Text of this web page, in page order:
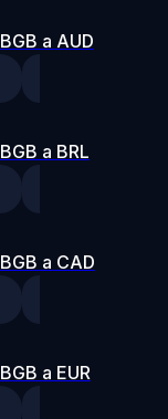
BGB a AUD
BGB a BRL
BGB a CAD
BGB a EUR